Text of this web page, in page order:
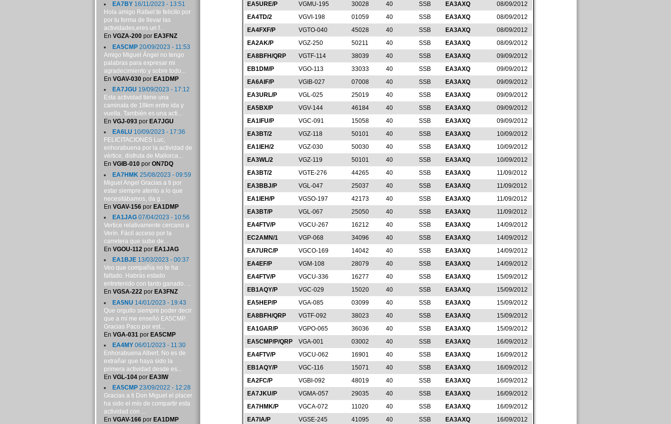
EA5URE/P
VGMU-195 30028 40 SSB EA3AXQ
08/09/2012
EA4TD/2
VGVI-198 01059 40 SSB EA3AXQ
08/09/2012
EA4FXF/P
VGTO-040 45028 40 SSB EA3AXQ
08/09/2012
EA2AK/P
VGZ-250 50211 40 SSB EA3AXQ
08/09/2012
EA8BFH/QRP
VGTF-114 38039 40 SSB EA3AXQ
09/09/2012
EB1DM/P
VGO-113 33033 40 SSB EA3AXQ
09/09/2012
EA6AIF/P
VGIB-027 07008 40 SSB EA3AXQ
09/09/2012
EA3URL/P
VGL-025 25019 40 SSB EA3AXQ
09/09/2012
EA5BX/P
VGV-144 46184 40 SSB EA3AXQ
09/09/2012
EA1IFU/P
VGC-091 15058 40 SSB EA3AXQ
09/09/2012
EA3BT/2
VGZ-118 50101 40 SSB EA3AXQ
10/09/2012
EA1IEH/2
VGZ-030 50030 40 SSB EA3AXQ
10/09/2012
EA3WL/2
VGZ-119 50101 40 SSB EA3AXQ
10/09/2012
EA3BT/2
VGTE-276 44265 40 SSB EA3AXQ
11/09/2012
EA3BBJ/P
VGL-047 25037 40 SSB EA3AXQ
11/09/2012
EA1IEH/P
VGSO-197 42173 40 SSB EA3AXQ
11/09/2012
EA3BT/P
VGL-067 25050 40 SSB EA3AXQ
11/09/2012
EA4FTV/P
VGCU-267 16212 40 SSB EA3AXQ
14/09/2012
EC2AMN/1
VGP-068 34096 40 SSB EA3AXQ
14/09/2012
EA7URC/P
VGCO-169 14042 40 SSB EA3AXQ
14/09/2012
EA4EF/P
VGM-108 28079 40 SSB EA3AXQ
14/09/2012
EA4FTV/P
VGCU-336 16277 40 SSB EA3AXQ
15/09/2012
EB1AQY/P
VGC-029 15020 40 SSB EA3AXQ
15/09/2012
EA5HEP/P
VGA-085 03099 40 SSB EA3AXQ
15/09/2012
EA8BFH/QRP
VGTF-092 38023 40 SSB EA3AXQ
15/09/2012
EA1GAR/P
VGPO-065 36036 40 SSB EA3AXQ
15/09/2012
EA5CMP/P/QRP
VGA-001 03002 40 SSB EA3AXQ
16/09/2012
EA4FTV/P
VGCU-062 16901 40 SSB EA3AXQ
16/09/2012
EB1AQY/P
VGC-116 15071 40 SSB EA3AXQ
16/09/2012
EA2FC/P
VGBI-092 48019 40 SSB EA3AXQ
16/09/2012
EA7JKU/P
VGMA-057 29035 40 SSB EA3AXQ
16/09/2012
EA7HMK/P
VGCA-072 11020 40 SSB EA3AXQ
16/09/2012
EA7IA/P
VGSE-245 41095 40 SSB EA3AXQ
16/09/2012
EA7BY16/11/2023 - 13:51
Hola amigo Rafael:te felicito por
por tu forma de llevar las
actividades,eres un f...
En VGZA-200por EA3FNZ
EA5CMP20/09/2023 - 11:53
Amigo Miguel Ángel no tengo
palabras para expresar mi
agradecimiento y sobre todo...
En VGAV-030por EA1DMP
EA7JGU 19/09/2023 - 17:12
Esta actividad tiene una
caminata de 18km entre ida y
vuelta. También es una acti...
En VGJ-093por EA7JGU
EA6LU 10/09/2023 - 17:36
FELICITACIONES Luc,
enhorabuena por la actividad de
vértice, disfruta de Mallorca...
En VGIB-010por ON7DQ
EA7HMK 25/08/2023 - 09:59
Miguel Angel Gracias a ti por
estar siempre atento a lo que
necesitábamos, da g...
En VGAV-156por EA1DMP
EA1JAG07/04/2023 - 10:56
Vertice relativamente cercano a
Verín. Fácil acceso por la
carretera que sube de...
En VGOU-112por EA1JAG
EA1BJE13/03/2023 - 00:37
Veo que compañía no te ha
faltado. Habrás estado
entretenido con tanto ganado. ...
En VGSA-222por EA3FNZ
EA5NU 14/01/2023 - 19:43
Que orgullo siempre poder decir
que a mí me enseñó EA5CMP.
Gracias Paco por est...
En VGA-031 por EA5CMP
EA4MY06/01/2023 - 11:30
Enhorabuena Albert. No es de
extrañar que haya sido la
primera actividad desde es...
En VGL-104por EA3IW
EA5CMP23/09/2022 - 12:28
Gracias a ti Don Miguel el placer
ha sido el mío de compartir esta
actividad con ...
En VGAV-166por EA1DMP